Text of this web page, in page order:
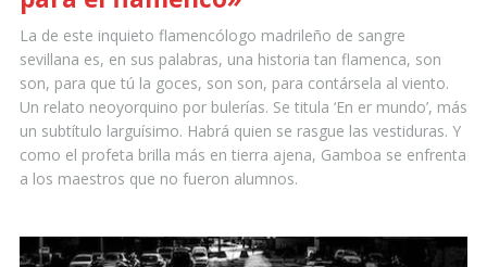
La de este inquieto flamencólogo madrileño de sangre
sevillana es, en sus palabras, una historia tan flamenca, son
son, para que tú la goces, son son, para contársela al viento.
Un relato neoyorquino por bulerías. Se titula ‘En er mundo’, más
un subtítulo larguísimo. Habrá quien se rasgue las vestiduras. Y
como el profeta brilla más en tierra ajena, Gamboa se enfrenta
a los maestros que no fueron alumnos.